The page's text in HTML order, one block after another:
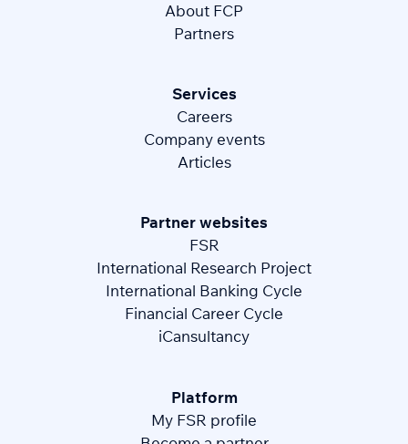
About FCP
Partners
Services
Careers
Company events
Articles
Partner websites
FSR
International Research Project
International Banking Cycle
Financial Career Cycle
iCansultancy
Platform
My FSR profile